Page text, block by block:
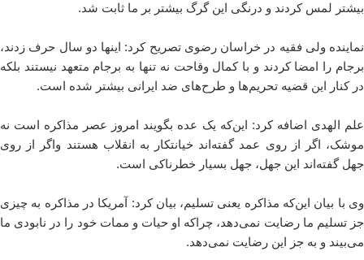
بیشتر لمس کردند و درنگی این گرگ بیشتر بر ما ثابت شد.
نماینده ولی فقیه در خراسان رضوی تصریح کرد: اینها دو سال حرف زدند،
برجام را امضا کردند و با کمال وقاحت نه تنها به برجام متعهد نیستند بلکه
در کنار این قضیه تحریم‌ها و طرح‌های ضد ایرانی بیشتر شده است.
علم الهدی اضافه کرد: این‌که یک عده بگویند امروز عصر مذاکره است نه
موشک، اگر از روی عمد گفته‌اند خیانتکار به انقلاب هستند واگر از روی
جهل گفته‌اند این جهل، جهل بسیار خطرناکی است.
وی با بیان این‌که مذاکره یعنی تسلیم، بیان کرد: آمریکا در مذاکره به چیزی
جز تسلیم ما رضایت نمی‌دهد، چراکه او حیات و ممات خود را در نابودی ما
می‌بیند و به جز این رضایت نمی‌دهد.